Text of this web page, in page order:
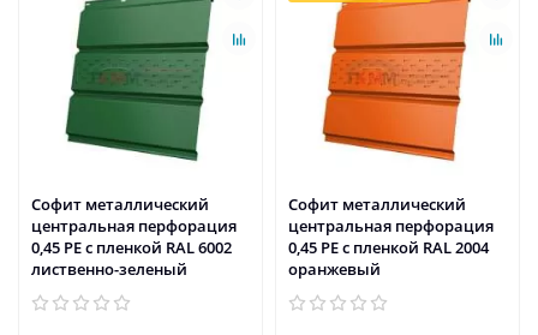
Софит металлический
центральная перфорация
0,45 PE с пленкой RAL 6002
лиственно-зеленый
Софит металлический
центральная перфорация
0,45 PE с пленкой RAL 2004
оранжевый